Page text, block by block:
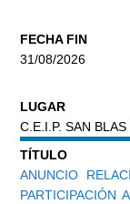
FECHA FIN
31/08/2026
LUGAR
C.E.I.P. SAN BLAS
TÍTULO
ANUNCIO
PARTICIPACIÓN